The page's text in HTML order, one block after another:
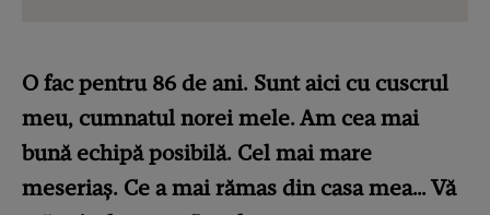
O fac pentru 86 de ani. Sunt aici cu cuscrul
meu, cumnatul norei mele. Am cea mai
bună echipă posibilă. Cel mai mare
meseriaș. Ce a mai rămas din casa mea… Vă